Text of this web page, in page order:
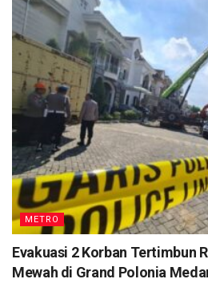
METRO
Evakuasi 2 Korban Tertimbun
Mewah di Grand Polonia